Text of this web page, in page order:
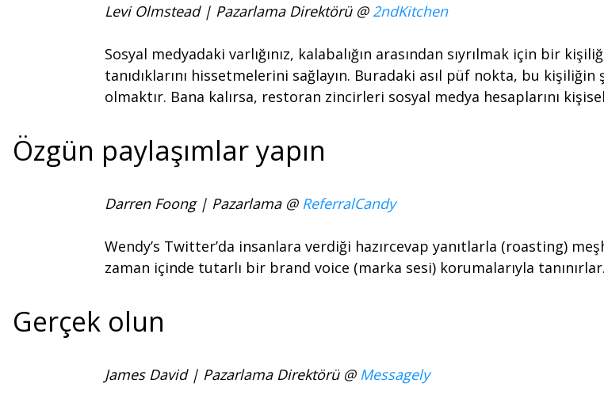
Levi Olmstead | Pazarlama Direktörü @ 2ndKitchen
Sosyal medyadaki varlığınız, kalabalığın arasından sıyrılmak için bir
tanıdıklarını hissetmelerini sağlayın. Buradaki asıl püf nokta, bu
olmaktır. Bana kalırsa, restoran zincirleri sosyal medya hesaplarını
Özgün paylaşımlar yapın
Darren Foong | Pazarlama @ ReferralCandy
Wendy’s Twitter’da insanlara verdiği hazırcevap yanıtlarla (roasting)
zaman içinde tutarlı bir brand voice (marka sesi) korumalarıyla
Gerçek olun
James David | Pazarlama Direktörü @ Messagely